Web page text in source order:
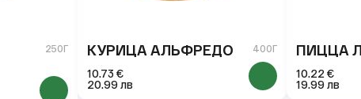
250Г КУРИЦА АЛЬФРЕДО 400Г
10.73 €
20.99 лв
ПИЦЦА
10.22 €
19.99 лв